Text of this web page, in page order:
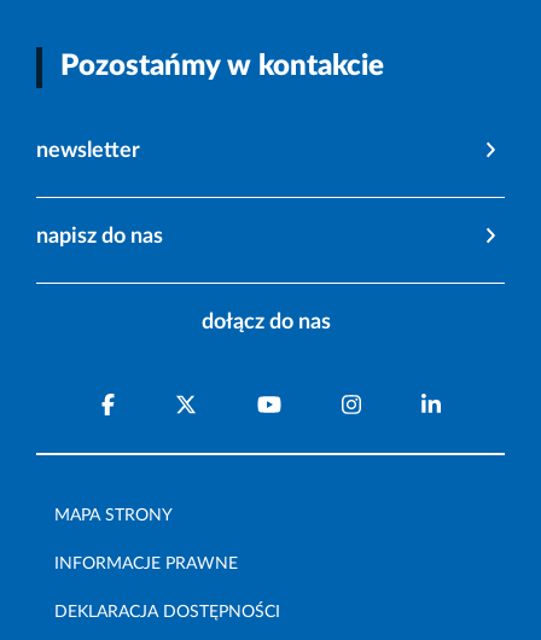
Pozostańmy w kontakcie
newsletter
napisz do nas
dołącz do nas
MAPA STRONY
INFORMACJE PRAWNE
DEKLARACJA DOSTĘPNOŚCI